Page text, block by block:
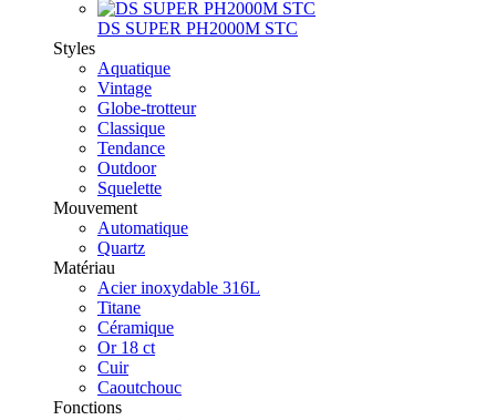
DS SUPER PH2000M STC
Styles
Aquatique
Vintage
Globe-trotteur
Classique
Tendance
Outdoor
Squelette
Mouvement
Automatique
Quartz
Matériau
Acier inoxydable 316L
Titane
Céramique
Or 18 ct
Cuir
Caoutchouc
Fonctions